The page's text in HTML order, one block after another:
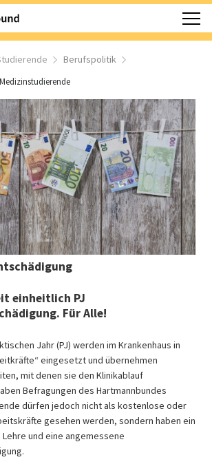
Berufspolitik
Medizinstudierende
einheitlich PJ
Für Alle!
Jahr (PJ) werden im Krankenhaus in
eingesetzt und übernehmen
mit denen sie den Klinikablauf
Befragungen des Hartmannbundes
dürfen jedoch nicht als kostenlose oder
gesehen werden, sondern haben ein
und eine angemessene